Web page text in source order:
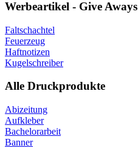
Werbeartikel - Give Aways
Faltschachtel
Feuerzeug
Haftnotizen
Kugelschreiber
Alle Druckprodukte
Abizeitung
Aufkleber
Bachelorarbeit
Banner